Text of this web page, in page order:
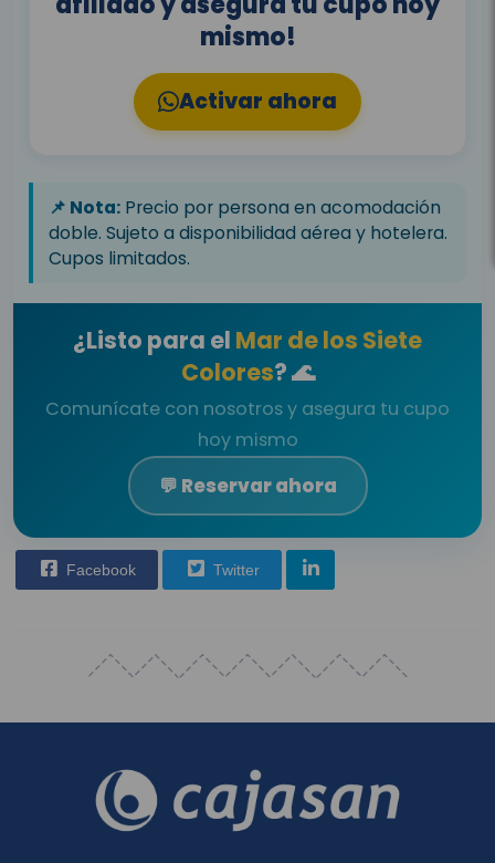
mismo!
Activar ahora
📌 Nota: Precio por persona en acomodación
doble. Sujeto a disponibilidad aérea y hotelera.
Cupos limitados.
¿Listo para el Mar de los Siete
Colores? 🌊
Comunícate con nosotros y asegura tu cupo
hoy mismo
💬 Reservar ahora
Facebook Twitter